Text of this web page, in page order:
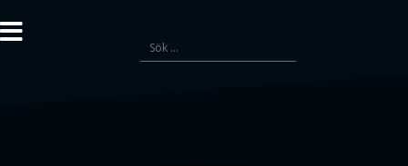
till
innehåll
Sök
efter: